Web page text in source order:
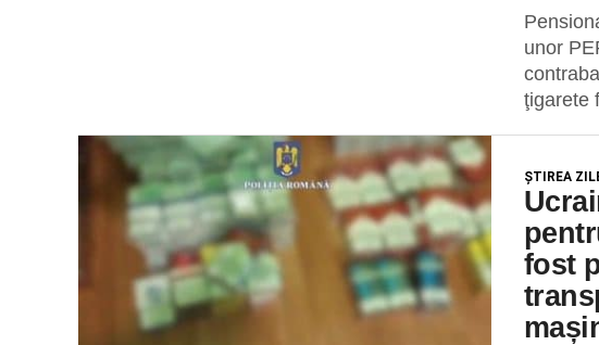
unor
ţigarete
ŞTIREA
fost